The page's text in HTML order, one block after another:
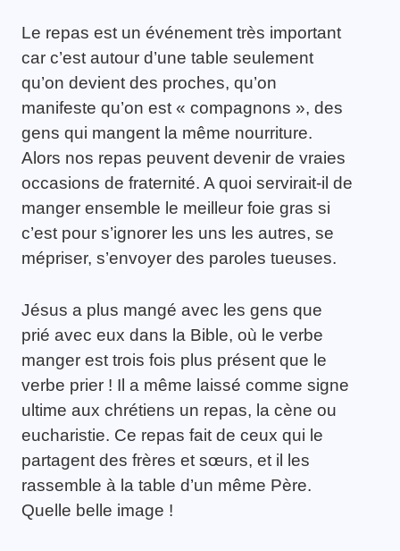
Le repas est un événement très important
car c’est autour d’une table seulement
qu’on devient des proches, qu’on
manifeste qu’on est « compagnons », des
gens qui mangent la même nourriture.
Alors nos repas peuvent devenir de vraies
occasions de fraternité. A quoi servirait-il de
manger ensemble le meilleur foie gras si
c’est pour s’ignorer les uns les autres, se
mépriser, s’envoyer des paroles tueuses.
Jésus a plus mangé avec les gens que
prié avec eux dans la Bible, où le verbe
manger est trois fois plus présent que le
verbe prier ! Il a même laissé comme signe
ultime aux chrétiens un repas, la cène ou
eucharistie. Ce repas fait de ceux qui le
partagent des frères et sœurs, et il les
rassemble à la table d’un même Père.
Quelle belle image !